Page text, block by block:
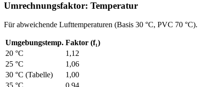
Umrechnungsfaktor: Temperatur
Für abweichende Lufttemperaturen (Basis 30 °C, PVC 70 °C).
Umgebungstemp. Faktor (f₁)
20 °C
1,12
25 °C
1,06
30 °C (Tabelle)
1,00
35 °C
0,94